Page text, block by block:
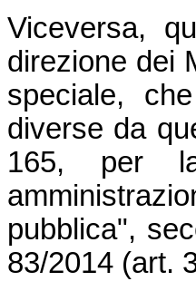
Viceversa,
direzione dei
speciale,
diverse da
165, per
pubblica",
83/2014 (art.